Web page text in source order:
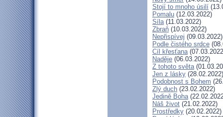
Stojí to mnoho úsilí
Pomalu (12.03.2022)
Síla(11.03.2022)
Zbraň (10.03.2022)
Nepřispívej (09.03.2022)
Podle čistého srdce
Cíl křesťana
Naděje (06.03.2022)
Z tohoto světa
Jen z lásky (28.02.2022)
Podobnost s Bohem
Zlý duch (23.02.2022)
Jedině Boha
Náš život (21.02.2022)
Prostředky (20.02.2022)